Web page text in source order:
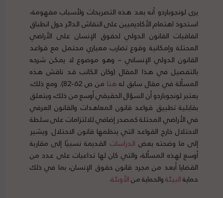
يرى لونجوباردو أنه بعد هذه التصريحات ولأسباب مفهومة،
استحوذ اهتمام الأكاديميين على النقاش الدائر حول انطباق
اتفاقيات القانون الدولي لحقوق الإنسان على الأراضي
المحتلة وإمكانية وقوع تضارب معياري محتمل مع قواعد
القانون الدولي الإنساني – وهو موضوع لا يمكن شرحه
بالتفصيل في هذا المقال (وكان الكاتب قد ناقش هذه
المسألة في مقال سابق لههنا
من ص 62-82). ومع ذلك،
يعتبر لونجوباردو أن السؤال الحقيقي أوسع من ذلك، ويتعلق
بقابلية تطبيق قواعد قانون المعاهدات والقانون العرفي
في الأراضي المحتلة كمصدر إضافي للالتزامات على سلطة
الاحتلال خارج القواعد التي ينظمها قانون الاحتلال. ويشير
إلى ما وضحته بعض الدراسات القديمة نسبيًا إلى مقاربة
أوسع لهذه المسألة، والتي كان لها تداعيات على عدد من
القضايا أبعد من مجرد قانون حقوق الإنسان، بما في ذلك
حمايةالبيئةوالحماية منالأوبئة.